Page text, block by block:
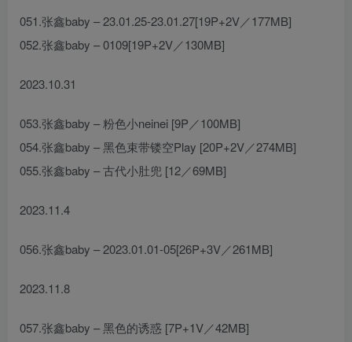
051.张鑫baby – 23.01.25-23.01.27[19P+2V／177MB]
052.张鑫baby – 0109[19P+2V／130MB]
2023.10.31
053.张鑫baby – 粉色小neinei [9P／100MB]
054.张鑫baby – 黑色束带镂空Play [20P+2V／274MB]
055.张鑫baby – 古代小肚兜 [12／69MB]
2023.11.4
056.张鑫baby – 2023.01.01-05[26P+3V／261MB]
2023.11.8
057.张鑫baby – 黑色的诱惑 [7P+1V／42MB]